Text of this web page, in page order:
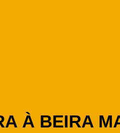
À BEIRA